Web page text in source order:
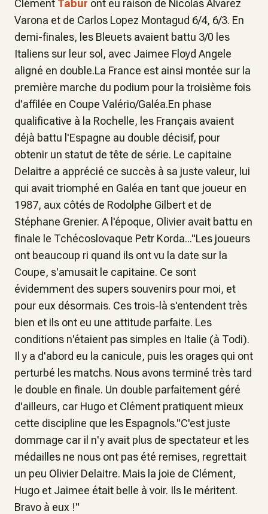
Clément Tabur ont eu raison de Nicolas Alvarez
Varona et de Carlos Lopez Montagud 6/4, 6/3. En
demi-finales, les Bleuets avaient battu 3/0 les
Italiens sur leur sol, avec Jaimee Floyd Angele
aligné en double.La France est ainsi montée sur la
première marche du podium pour la troisième fois
d'affilée en Coupe Valério/Galéa.En phase
qualificative à la Rochelle, les Français avaient
déjà battu l'Espagne au double décisif, pour
obtenir un statut de tête de série. Le capitaine
Delaitre a apprécié ce succès à sa juste valeur, lui
qui avait triomphé en Galéa en tant que joueur en
1987, aux côtés de Rodolphe Gilbert et de
Stéphane Grenier. A l'époque, Olivier avait battu en
finale le Tchécoslovaque Petr Korda..."Les joueurs
ont beaucoup ri quand ils ont vu la date sur la
Coupe, s'amusait le capitaine. Ce sont
évidemment des supers souvenirs pour moi, et
pour eux désormais. Ces trois-là s'entendent très
bien et ils ont eu une attitude parfaite. Les
conditions n'étaient pas simples en Italie (à Todi).
Il y a d'abord eu la canicule, puis les orages qui ont
perturbé les matchs. Nous avons terminé très tard
le double en finale. Un double parfaitement géré
d'ailleurs, car Hugo et Clément pratiquent mieux
cette discipline que les Espagnols."C'est juste
dommage car il n'y avait plus de spectateur et les
médailles ne nous ont pas été remises, regrettait
un peu Olivier Delaitre. Mais la joie de Clément,
Hugo et Jaimee était belle à voir. Ils le méritent.
Bravo à eux !"